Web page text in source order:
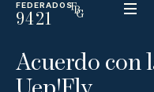
FEDERADOS
9421
ESP
N
D
I
Acuerdo con
Uep!Fly